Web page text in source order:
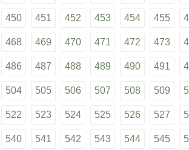
450 451 452 453 454 455
468 469 470 471 472 473
486 487 488 489 490 491
504 505 506 507 508 509
522 523 524 525 526 527
540 541 542 543 544 545